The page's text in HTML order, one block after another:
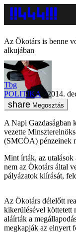
Az Ökotárs is benne
alkujában
Tbg
POLITIKA
2014.
Megosztás
A Napi Gazdaságban
vezette
(SMCÖA) pénzeinek
Mint írták, az utalások
nem az Ökotárs által
pályázatok kiírását,
Az Ökotárs délelőtt
kikerülésével köttetett
aláírták a
megkapják az elnyert